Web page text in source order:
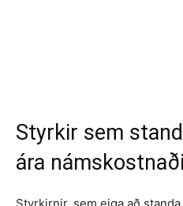
Styrkir sem
ára námskostnaði